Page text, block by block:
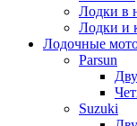
Лодки в
Лодки и
Лодочные
Parsun
Suzuki